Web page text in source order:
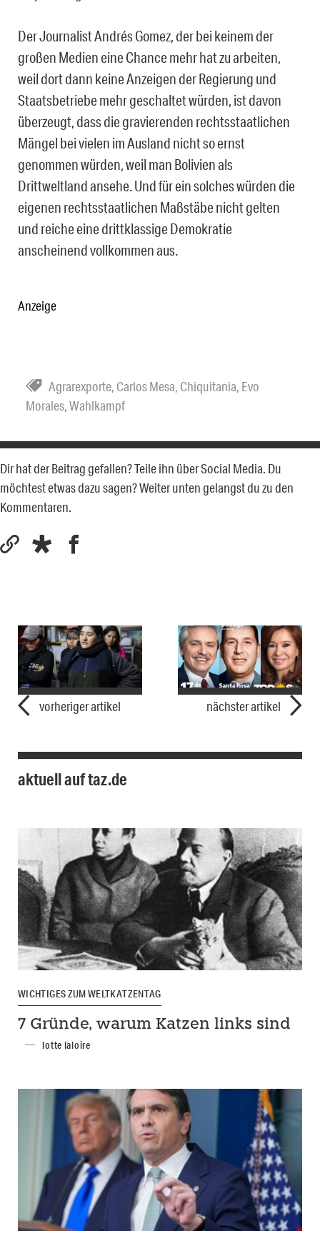
Der Journalist Andrés Gomez, der bei keinem der
großen Medien eine Chance mehr hat zu arbeiten,
weil dort dann keine Anzeigen der Regierung und
Staatsbetriebe mehr geschaltet würden, ist davon
überzeugt, dass die gravierenden rechtsstaatlichen
Mängel bei vielen im Ausland nicht so ernst
genommen würden, weil man Bolivien als
Drittweltland ansehe. Und für ein solches würden die
eigenen rechtsstaatlichen Maßstäbe nicht gelten
und reiche eine drittklassige Demokratie
anscheinend vollkommen aus.
Anzeige
Agrarexporte, Carlos Mesa, Chiquitania, Evo
Morales,Wahlkampf
Dir hat der Beitrag gefallen? Teile ihn über Social Media. Du
möchtest etwas dazu sagen? Weiter unten gelangst du zu den
Kommentaren.
vorheriger artikel nächster artikel
aktuell auf taz.de
WICHTIGES ZUM WELTKATZENTAG
7 Gründe, warum Katzen links sind
lotte laloire